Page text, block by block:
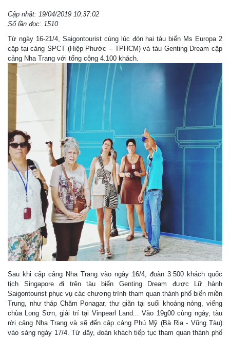
Cập nhật: 19/04/2019 10:37:02
Số lần đọc: 1510
Từ ngày 16-21/4, Saigontourist cùng lúc đón hai tàu biển Ms Europa 2
cập tại cảng SPCT (Hiệp Phước – TPHCM) và tàu Genting Dream cập
cảng Nha Trang với tổng cộng 4.100 khách.
Sau khi cập cảng Nha Trang vào ngày 16/4, đoàn 3.500 khách quốc
tịch Singapore đi trên tàu biển Genting Dream được Lữ hành
Saigontourist phục vụ các chương trình tham quan thành phố biển miền
Trung, như tháp Chăm Ponagar, thư giãn tại suối khoáng nóng, viếng
chùa Long Sơn, giải trí tại Vinpearl Land... Vào 19g00 cùng ngày, tàu
rời cảng Nha Trang và sẽ đến cập cảng Phú Mỹ (Bà Rịa - Vũng Tàu)
vào sáng ngày 17/4. Từ đây, đoàn khách tiếp tục tham quan thành phố